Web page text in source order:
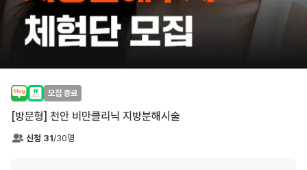
모집 종료
[방문형] 천안 비만클리닉 지방분해시술
신청 31/30명